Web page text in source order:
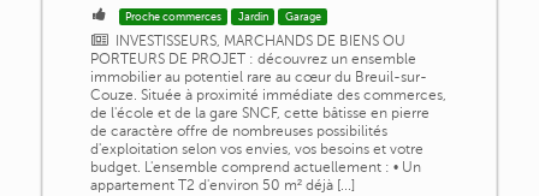
Proche commerces Jardin Garage
INVESTISSEURS, MARCHANDS DE BIENS OU
PORTEURS DE PROJET : découvrez un ensemble
immobilier au potentiel rare au cœur du Breuil-sur-
Couze. Située à proximité immédiate des commerces,
de l'école et de la gare SNCF, cette bâtisse en pierre
de caractère offre de nombreuses possibilités
d'exploitation selon vos envies, vos besoins et votre
budget. L'ensemble comprend actuellement : • Un
appartement T2 d'environ 50 m² déjà [...]